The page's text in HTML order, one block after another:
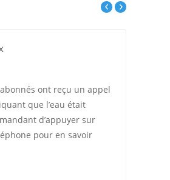
ont reçu un appel
que l’eau était
d’appuyer sur
pour en savoir